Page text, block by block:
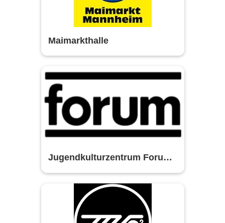
Maimarkthalle
Jugendkulturzentrum Forum
Mannheim